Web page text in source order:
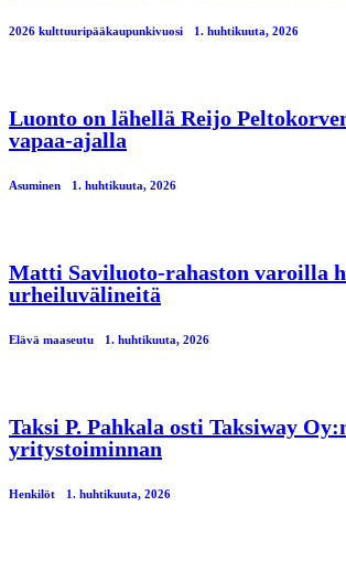
2026 kulttuuripääkaupunkivuosi 1. huhtikuuta, 2026
Luonto on lähellä Reijo
vapaa-ajalla
Asuminen 1. huhtikuuta, 2026
Matti Saviluoto-rahaston varoilla
urheiluvälineitä
Elävä maaseutu 1. huhtikuuta, 2026
Taksi P. Pahkala osti Taksiway
yritystoiminnan
Henkilöt 1. huhtikuuta, 2026